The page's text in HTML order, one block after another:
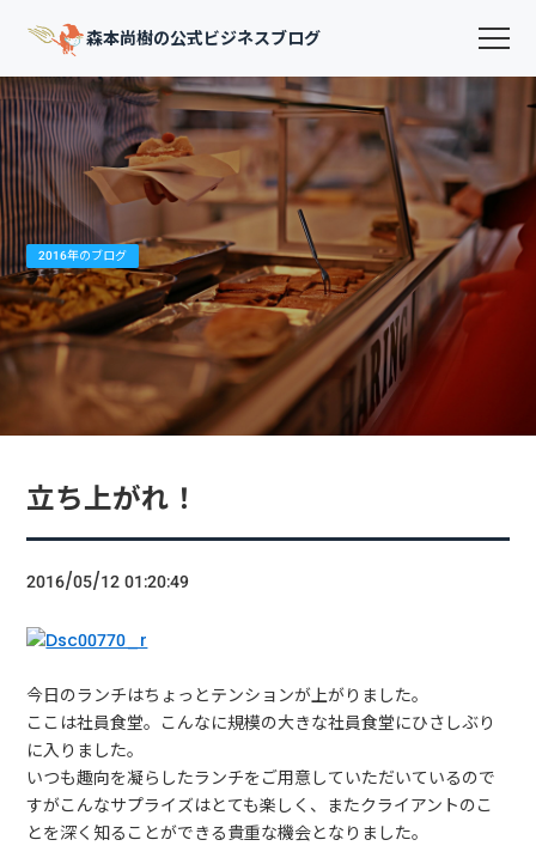
森本尚樹の公式ビジネスブログ
2016年のブログ
立ち上がれ！
2016/05/12 01:20:49
今日のランチはちょっとテンションが上がりました。
ここは社員食堂。こんなに規模の大きな社員食堂にひさしぶり
に入りました。
いつも趣向を凝らしたランチをご用意していただいているので
すがこんなサプライズはとても楽しく、またクライアントのこ
とを深く知ることができる貴重な機会となりました。